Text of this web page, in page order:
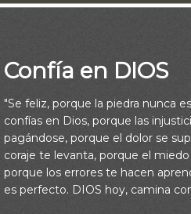
Piensa:
En esta vida, los tiempos de
queridos. Otros enfermedades;
lista de dificultades es inmensa,
El pasaje de hoy nos habla de
Confía en DIOS
"Se feliz, porque la piedra nunca
confías en Dios, porque las
pagándose, porque el dolor se
coraje te levanta, porque el
porque los errores te hacen
es perfecto. DIOS hoy, camina